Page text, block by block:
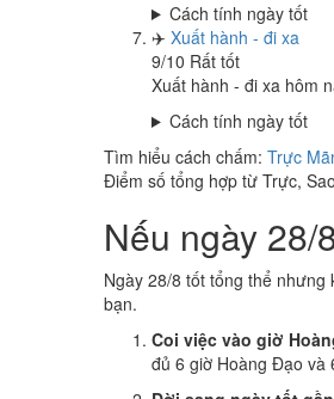
Cách tính ngày tốt
✈️ Xuất hành - đi xa
9/10 Rất tốt
Xuất hành - đi xa hôm
Cách tính ngày tốt
Tìm hiểu cách chấm: Trực
Điểm số tổng hợp từ Trực,
Nếu ngày
Ngày 28/8 tốt tổng thể
bạn.
Coi việc vào giờ
đủ 6 giờ Hoàng Đạo và